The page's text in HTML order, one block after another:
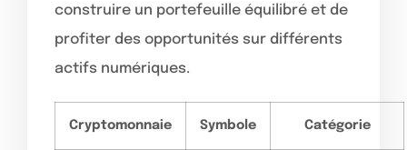
construire un portefeuille équilibré et de
profiter des opportunités sur différents
actifs numériques.
Cryptomonnaie Symbole Catégorie